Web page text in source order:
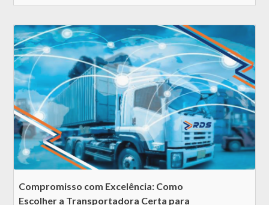
Compromisso com Excelência: Como
Escolher a Transportadora Certa para